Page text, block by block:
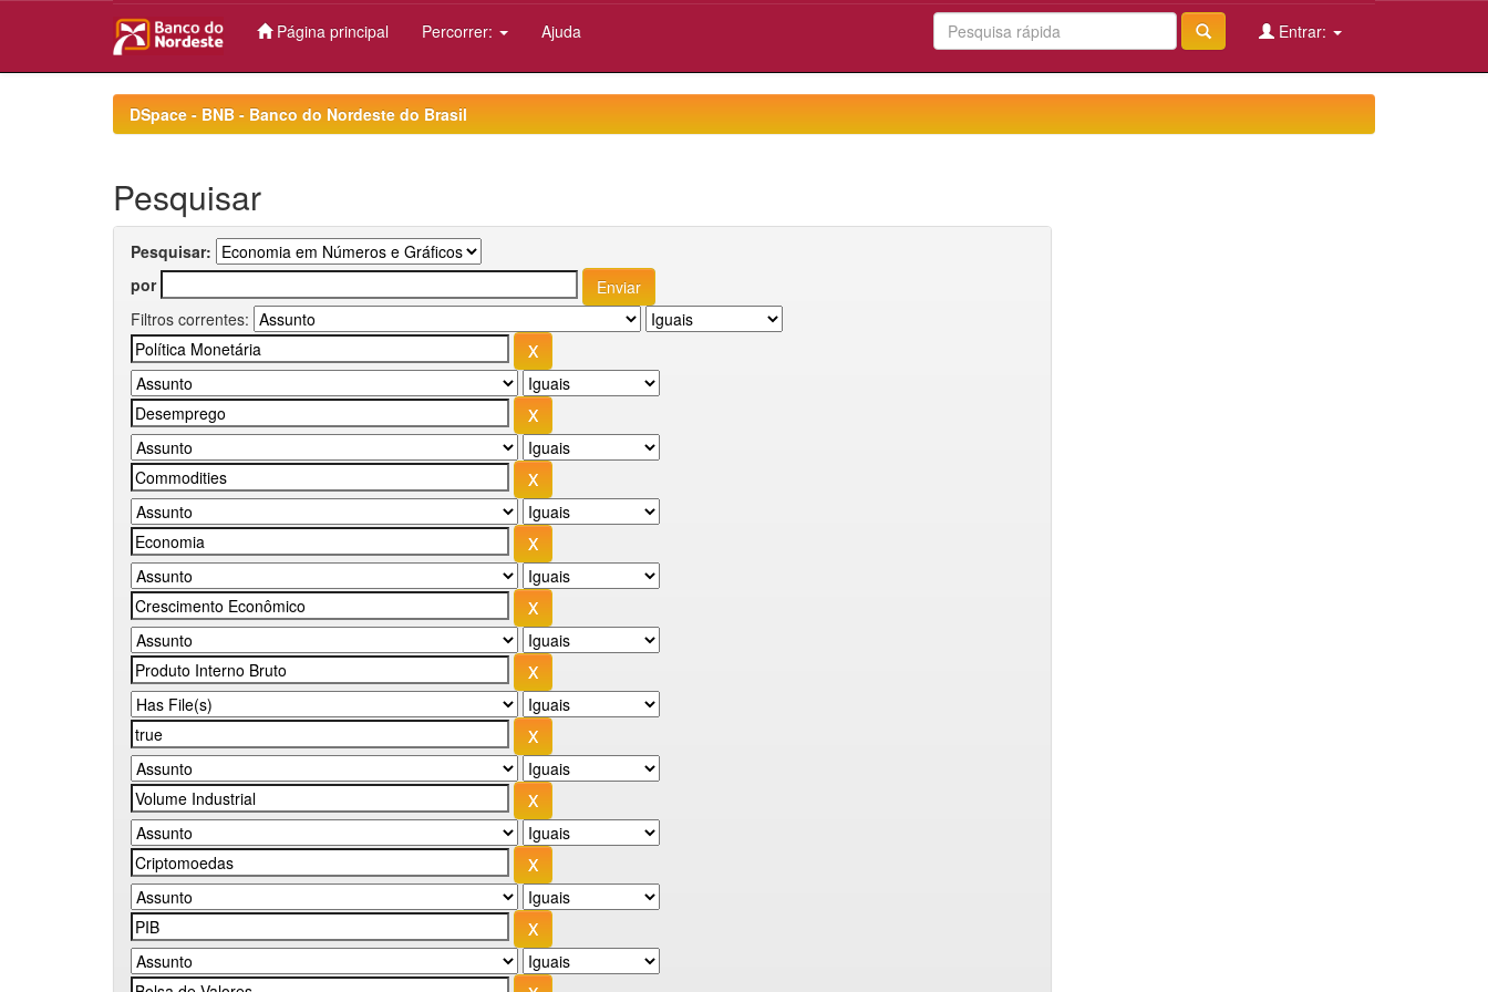
Página principal Percorrer: Ajuda Entrar:
DSpace - BNB - Banco do Nordeste do Brasil
Pesquisar
Pesquisar:
por
Filtros correntes: